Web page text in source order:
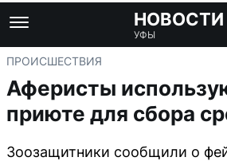
НОВОСТИ
УФЫ
ПРОИСШЕСТВИЯ
Аферисты
приюте для сбора
Зоозащитники сообщили о